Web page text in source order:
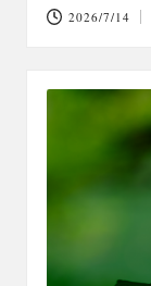
2026/7/14